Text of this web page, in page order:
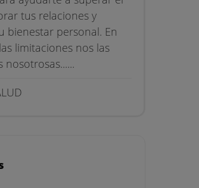
tus relaciones y
bienestar personal. En
limitaciones nos las